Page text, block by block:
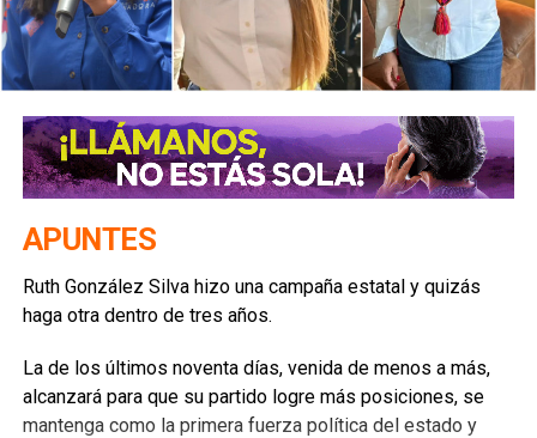
APUNTES
Ruth González Silva hizo una campaña estatal y quizás
haga otra dentro de tres años.
La de los últimos noventa días, venida de menos a más,
alcanzará para que su partido logre más posiciones, se
mantenga como la primera fuerza política del estado y